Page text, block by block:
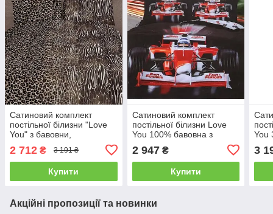
Сатиновий комплект
постільної білизни "Love
You" з бавовни,
полуторний
2 712 ₴ 3 191 ₴
Купити
Сатиновий комплект
постільної білизни Love
You 100% бавовна з
подарунковою упаковкою
полуторний
2 947₴
Купити
You
3
Акційні пропозиції та новинки